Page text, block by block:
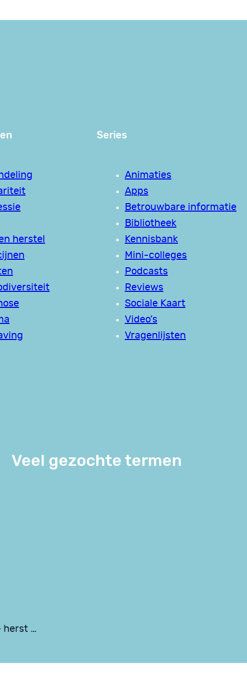
herstel
Series
Animaties
Apps
Betrouwbare informatie
Bibliotheek
Kennisbank
Mini-colleges
Podcasts
Reviews
Sociale Kaart
Video’s
Vragenlijsten
Veel gezochte termen
herst …